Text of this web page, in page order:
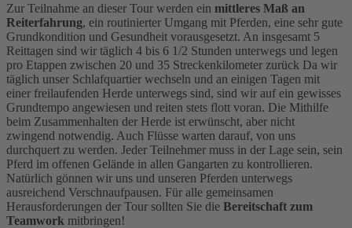
Zur Teilnahme an dieser Tour werden ein mittleres Maß an
Reiterfahrung, ein routinierter Umgang mit Pferden, eine sehr gute
Grundkondition und Gesundheit vorausgesetzt. An insgesamt 5
Reittagen sind wir täglich 4 bis 6 1/2 Stunden unterwegs und legen
pro Etappen zwischen 20 und 35 Streckenkilometer zurück Da wir
täglich unser Schlafquartier wechseln und an einigen Tagen mit
einer freilaufenden Herde unterwegs sind, sind wir auf ein gewisses
Grundtempo angewiesen und reiten stets flott voran. Die Mithilfe
beim Zusammenhalten der Herde ist erwünscht, aber nicht
zwingend notwendig. Auch Flüsse warten darauf, von uns
durchquert zu werden. Jeder Teilnehmer muss in der Lage sein, sein
Pferd im offenen Gelände in allen Gangarten zu kontrollieren.
Natürlich gönnen wir uns und unseren Pferden unterwegs
ausreichend Verschnaufpausen. Für alle gemeinsamen
Herausforderungen der Tour sollten Sie die Bereitschaft zum
Teamwork mitbringen!